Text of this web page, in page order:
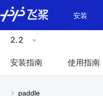
\u200E
安装
2.2
安装指南 使用指南
paddle